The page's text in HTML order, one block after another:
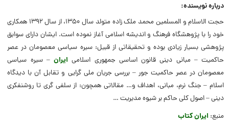
درباره نویسنده:
حجت الاسلام و المسلمین محمد ملک زاده متولد سال 1350، از سال 1392 همکاری
خود را با پژوهشگاه فرهنگ و اندیشه اسلامی آغاز نموده است. ایشان دارای سوابق
پژوهشی بسیار زیادی بوده و تحقیقاتی از قبیل: سیره سیاسی معصومان در عصر
حاکمیت – مبانی دینی قانون اساسی جمهوری اسلامی ایران– سیره سیاسی
معصومان در عصر حاکمیت جور – بررسی جریان ملی گرایی و تقابل آن با دیدگاه
اسلام – جنگ نرم، مبانی، اهداف و… مقالاتی همچون: از سلفی گری تا روشنفکری
دینی – اصول کلی حاکم بر شیوه مدیریت …
منبع: ایران کتاب